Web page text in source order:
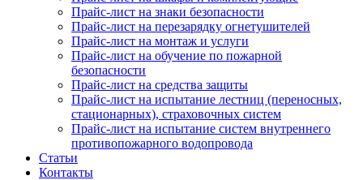
Прайс-лист на знаки безопасности
Прайс-лист на перезарядку огнетушителей
Прайс-лист на монтаж и услуги
Прайс-лист на обучение по пожарной
безопасности
Прайс-лист на средства защиты
Прайс-лист на испытание лестниц (переносных,
стационарных), страховочных систем
Прайс-лист на испытание систем внутреннего
противопожарного водопровода
Статьи
Контакты